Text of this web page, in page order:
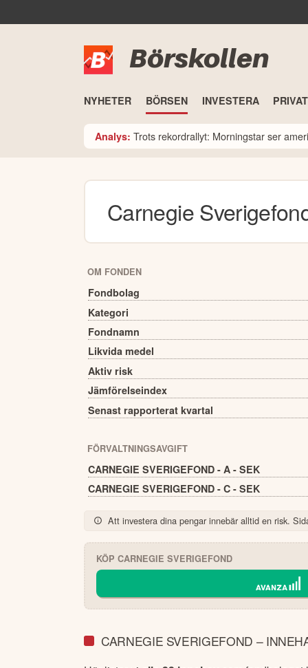
Börskollen
NYHETER BÖRSEN INVESTERA
Analys: Trots rekordrallyt: Morningstar ser
Carnegie
OM FONDEN
Fondbolag
Kategori
Fondnamn
Likvida medel
Aktiv risk
Jämförelseindex
Senast rapporterat kvartal
FÖRVALTNINGSAVGIFT
CARNEGIE SVERIGEFOND - A - SEK
CARNEGIE SVERIGEFOND - C - SEK
Att investera dina pengar innebär alltid en risk.
KÖP CARNEGIE SVERIGEFOND
CARNEGIE SVERIGEFOND –